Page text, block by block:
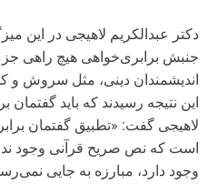
دکتر عبدالکریم لاهیجی در این
جنبش برابری‌خواهی هیچ راهی
اندیشمندان دینی، مثل سروش و
این نتیجه رسیدند که باید گفتمان
لاهیجی گفت: «تطبیق گفتمان
است که نص صریح قرآنی وجود
وجود دارد، مبارزه به جایی